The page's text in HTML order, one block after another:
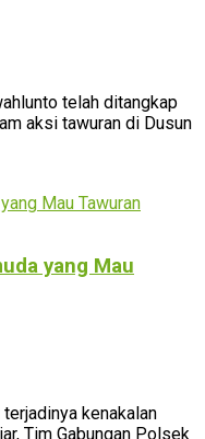
telah ditangkap
aksi tawuran di Dusun
yang Mau
kenakalan
Tim Gabungan Polsek